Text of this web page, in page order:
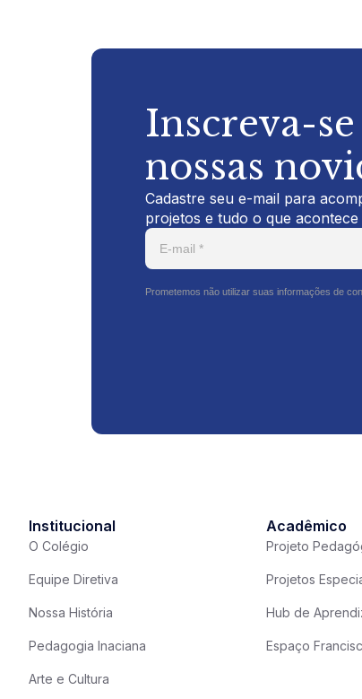
Inscreva-
nossas
Cadastre seu e-mail para
projetos e tudo o que
Prometemos não utilizar suas informações de
Institucional
O Colégio
Equipe Diretiva
Nossa História
Pedagogia Inaciana
Arte e Cultura
Acadêmico
Projeto
Projetos
Hub de
Espaço